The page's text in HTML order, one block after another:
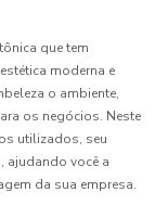
que tem
moderna e
o ambiente,
os negócios. Neste
utilizados, seu
ajudando você a
da sua empresa.